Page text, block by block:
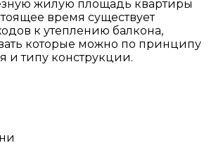
жилую площадь квартиры
время существует
к утеплению балкона,
которые можно по принципу
и типу конструкции.